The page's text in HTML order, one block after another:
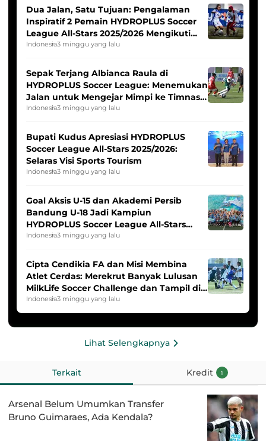
Dua Jalan, Satu Tujuan: Pengalaman
Inspiratif 2 Pemain HYDROPLUS Soccer
League All-Stars 2025/2026 Mengikuti
Seleksi Timnas Indonesia Putri
Indonesia3 minggu yang lalu
Sepak Terjang Albianca Raula di
HYDROPLUS Soccer League: Menemukan
Jalan untuk Mengejar Mimpi ke Timnas
Indonesia Putri
Indonesia3 minggu yang lalu
Bupati Kudus Apresiasi HYDROPLUS
Soccer League All-Stars 2025/2026:
Selaras Visi Sports Tourism
Indonesia3 minggu yang lalu
Goal Aksis U-15 dan Akademi Persib
Bandung U-18 Jadi Kampiun
HYDROPLUS Soccer League All-Stars
2025/2026
Indonesia3 minggu yang lalu
Cipta Cendikia FA dan Misi Membina
Atlet Cerdas: Merekrut Banyak Lulusan
MilkLife Soccer Challenge dan Tampil di
HYDROPLUS Soccer League
Indonesia3 minggu yang lalu
Lihat Selengkapnya
Terkait Kredit 1
Arsenal Belum Umumkan Transfer
Bruno Guimaraes, Ada Kendala?